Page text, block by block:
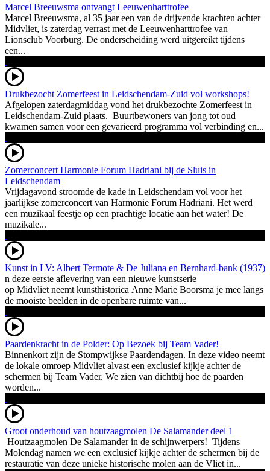
Marcel Breeuwsma ontvangt Leeuwenharttrofee
Marcel Breeuwsma, al 35 jaar een van de drijvende krachten achter
Midvliet, is zaterdag verrast met de Leeuwenharttrofee van
Lionsclub Voorburg. De onderscheiding werd uitgereikt tijdens
een...
Drukbezocht Zomerfeest in Leidschendam-Zuid vol workshops!
Afgelopen zaterdagmiddag vond het drukbezochte Zomerfeest in
Leidschendam-Zuid plaats. Buurtbewoners van jong tot oud
kwamen samen voor een gevarieerd programma vol verbinding en...
Zomerconcert Harmonie Forum Hadriani bij de Sluis in
Leidschendam
Vrijdagavond stroomde de kade in Leidschendam vol voor het
jaarlijkse zomerconcert van Harmonie Forum Hadriani. Het werd
een muzikaal feestje op een prachtige locatie aan het water! De
muzikale...
Kunst in LV: Albert Termote & De Juliana en Bernhard-bank (1937)
n deze eerste aflevering van een nieuwe kunstserie
op Midvliet neemt kunsthistorica Anne Marie Boorsma je mee langs
de mooiste beelden in de openbare ruimte van...
Paardenkracht in de Polder: Op Bezoek bij Team Vader!
Binnenkort zijn de Stompwijkse Paardendagen. In deze video neemt
de lokale omroep Midvliet alvast een exclusief kijkje achter de
schermen bij Team Vader. We zien van dichtbij hoe de paarden
worden...
Groot onderhoud van houtzaagmolen De Salamander deel 1
Houtzaagmolen De Salamander in de schijnwerpers! Tijdens
Molendag namen we een exclusief kijkje achter de schermen bij de
restauratie van deze unieke historische molen aan de Vliet in...